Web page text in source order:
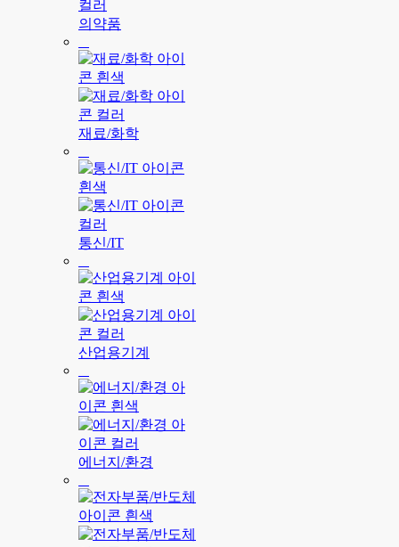
의약품
재료/화학
통신/IT
산업용기계
에너지/환경